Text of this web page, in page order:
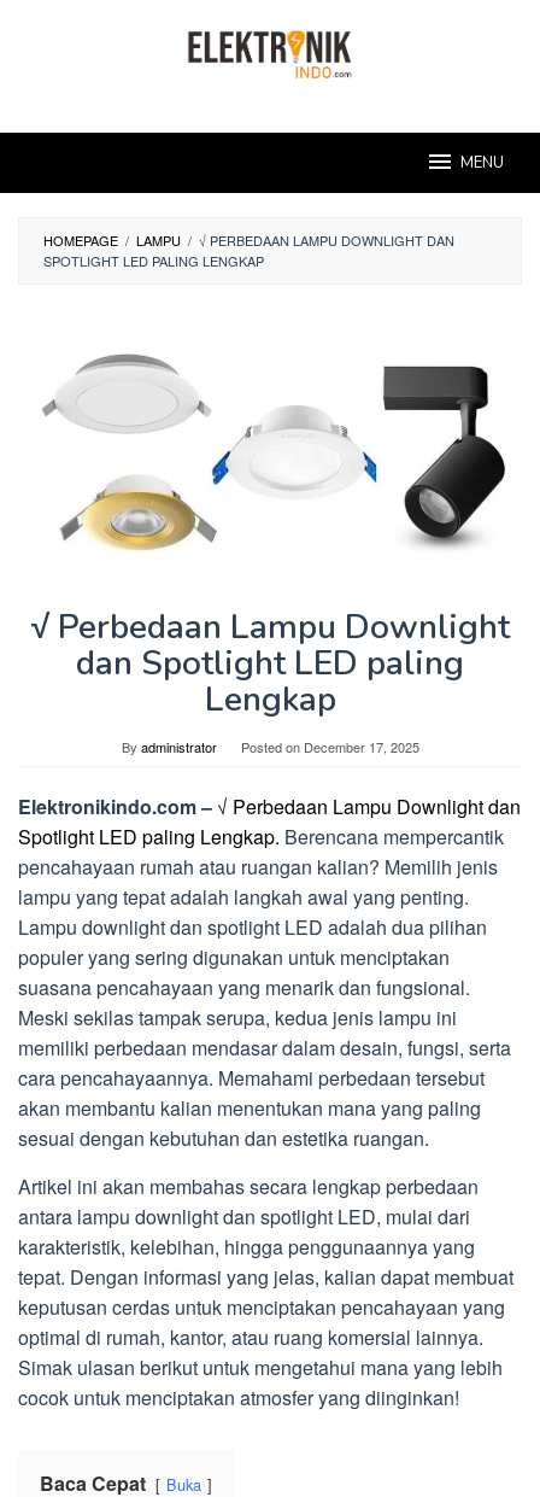
MENU
HOMEPAGE / LAMPU / √ PERBEDAAN LAMPU DOWNLIGHT DAN
SPOTLIGHT LED PALING LENGKAP
√ Perbedaan Lampu Downlight
dan Spotlight LED paling
Lengkap
By administrator Posted on December 17, 2025
Elektronikindo.com – √ Perbedaan Lampu Downlight dan
Spotlight LED paling Lengkap. Berencana mempercantik
pencahayaan rumah atau ruangan kalian? Memilih jenis
lampu yang tepat adalah langkah awal yang penting.
Lampu downlight dan spotlight LED adalah dua pilihan
populer yang sering digunakan untuk menciptakan
suasana pencahayaan yang menarik dan fungsional.
Meski sekilas tampak serupa, kedua jenis lampu ini
memiliki perbedaan mendasar dalam desain, fungsi, serta
cara pencahayaannya. Memahami perbedaan tersebut
akan membantu kalian menentukan mana yang paling
sesuai dengan kebutuhan dan estetika ruangan.
Artikel ini akan membahas secara lengkap perbedaan
antara lampu downlight dan spotlight LED, mulai dari
karakteristik, kelebihan, hingga penggunaannya yang
tepat. Dengan informasi yang jelas, kalian dapat membuat
keputusan cerdas untuk menciptakan pencahayaan yang
optimal di rumah, kantor, atau ruang komersial lainnya.
Simak ulasan berikut untuk mengetahui mana yang lebih
cocok untuk menciptakan atmosfer yang diinginkan!
Baca Cepat Buka